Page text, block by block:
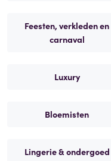
Feesten, verkleden en
carnaval
Luxury
Bloemisten
Lingerie & ondergoed